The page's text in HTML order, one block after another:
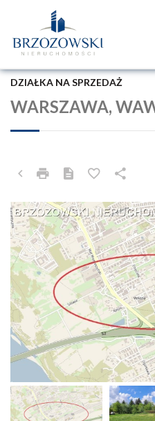
WARSZAWA,
DZIAŁKA NA SPRZEDAŻ